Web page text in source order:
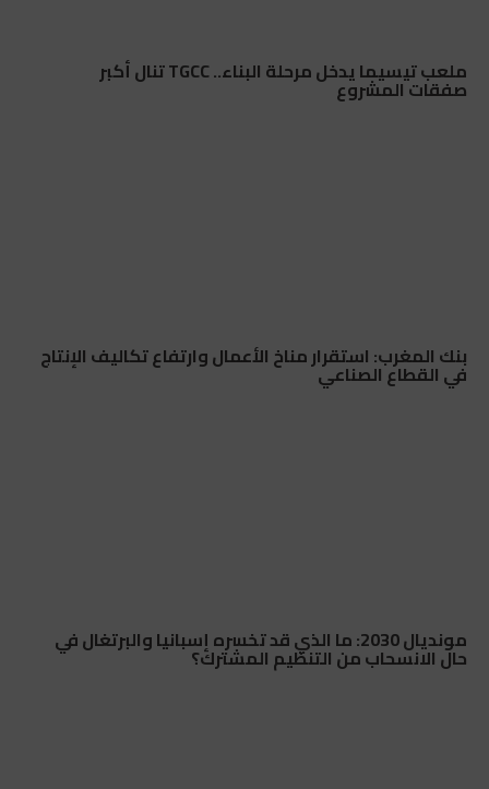
ملعب تيسيما يدخل مرحلة البناء.. TGCC تنال أكبر
صفقات المشروع
بنك المغرب: استقرار مناخ الأعمال وارتفاع تكاليف الإنتاج
في القطاع الصناعي
مونديال 2030: ما الذي قد تخسره إسبانيا والبرتغال في
حال الانسحاب من التنظيم المشترك؟